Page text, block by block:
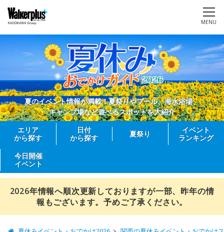
MENU
夏のイベント情報が満載！夏祭りやプール、海水浴場、
キャンプ場など遊べるスポットを大紹介
エリア
から探す
日付
から探す
夏祭り
イベント
ランキング
今日開催
イベント
2026年情報へ順次更新しておりますが一部、昨年の情
報もございます。予めご了承ください。